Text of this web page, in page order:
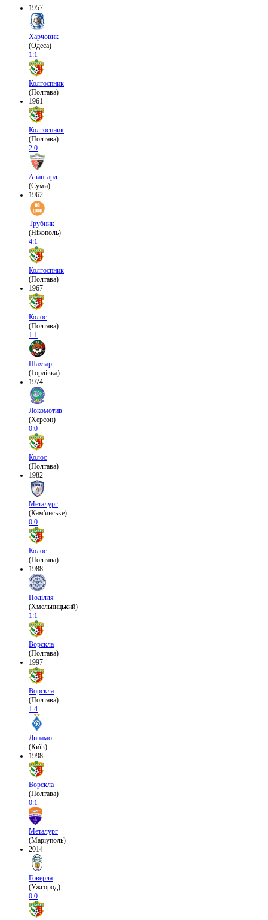
1957
Харчовик
(Одеса)
1:1
Колгоспник
(Полтава)
1961
Колгоспник
(Полтава)
2:0
Авангард
(Суми)
1962
Трубник
(Нікополь)
4:1
Колгоспник
(Полтава)
1967
Колос
(Полтава)
1:1
Шахтар
(Горлівка)
1974
Локомотив
(Херсон)
0:0
Колос
(Полтава)
1982
Металург
(Кам'янське)
0:0
Колос
(Полтава)
1988
Поділля
(Хмельницький)
1:1
Ворскла
(Полтава)
1997
Ворскла
(Полтава)
1:4
Динамо
(Київ)
1998
Ворскла
(Полтава)
0:1
Металург
(Маріуполь)
2014
Говерла
(Ужгород)
0:0